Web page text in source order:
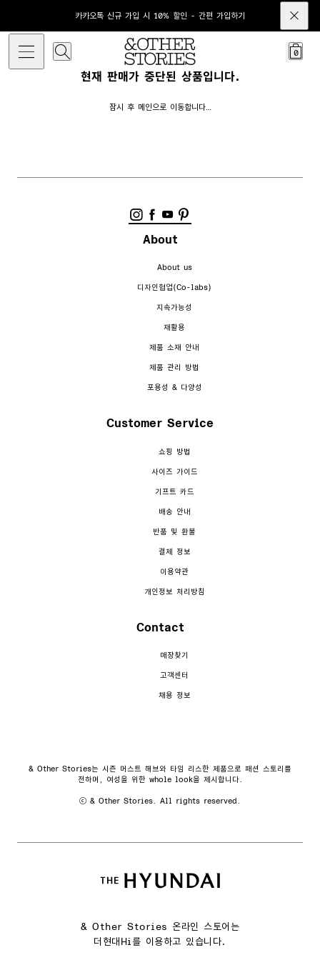
카카오톡 신규 가입 시 10% 할인 - 간편 가입하기
0
현재 판매가 중단된 상품입니다.
잠시 후 메인으로 이동합니다…
About
About us
디자인협업(Co-labs)
지속가능성
재활용
제품 소재 안내
제품 관리 방법
포용성 & 다양성
Customer Service
쇼핑 방법
사이즈 가이드
기프트 카드
배송 안내
반품 및 환불
결제 정보
이용약관
개인정보 처리방침
Contact
매장찾기
고객센터
채용 정보
& Other Stories는 시즌 머스트 해브와 타임 리스한 제품으로 패션 스토리를
전하며, 여성을 위한 whole look을 제시합니다.
ⓒ & Other Stories. All rights reserved.
& Other Stories 온라인 스토어는
더현대Hi를 이용하고 있습니다.